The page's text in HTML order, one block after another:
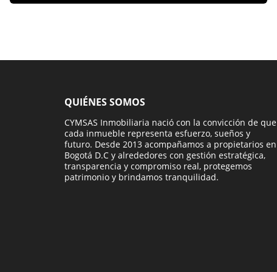
QUIÉNES SOMOS
CYMSAS Inmobiliaria nació con la convicción de que
cada inmueble representa esfuerzo, sueños y
futuro. Desde 2013 acompañamos a propietarios en
Bogotá D.C y alrededores con gestión estratégica,
transparencia y compromiso real, protegemos
patrimonio y brindamos tranquilidad.